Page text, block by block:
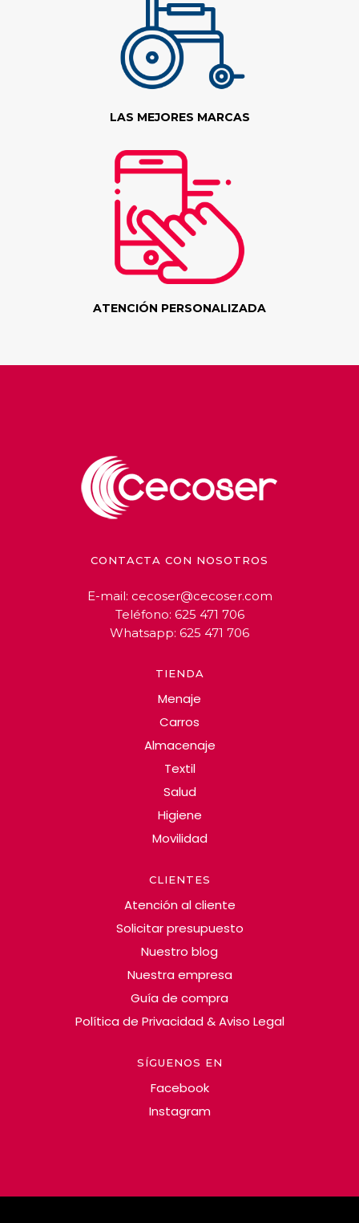
LAS MEJORES MARCAS
ATENCIÓN PERSONALIZADA
CONTACTA CON NOSOTROS
E-mail: cecoser@cecoser.com
Teléfono: 625 471 706
Whatsapp: 625 471 706
TIENDA
Menaje
Carros
Almacenaje
Textil
Salud
Higiene
Movilidad
CLIENTES
Atención al cliente
Solicitar presupuesto
Nuestro blog
Nuestra empresa
Guía de compra
Política de Privacidad & Aviso Legal
SÍGUENOS EN
Facebook
Instagram